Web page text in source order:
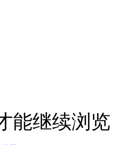
能继续浏览